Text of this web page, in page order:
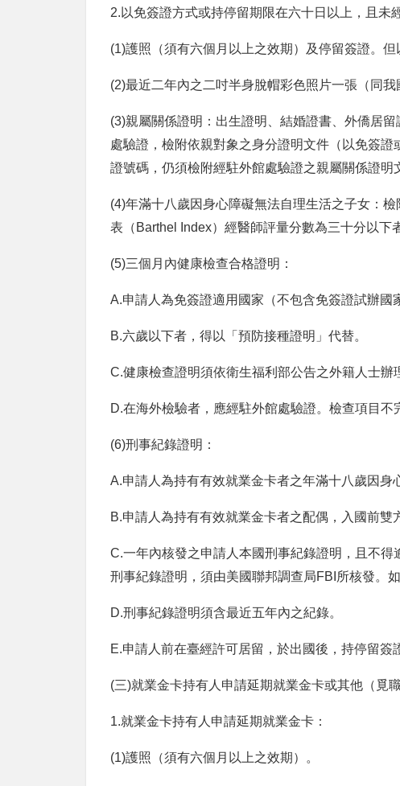
2.以免簽證方式或持停留期限在六十日以上，且未
(1)護照（須有六個月以上之效期） 及停留簽證。但
(2)最近二年內之二吋半身脫帽彩色照片一張（同我
(3)親屬關係證明：出生證明、結婚證書、外僑居留
處驗證，檢附依親對象之身分證明文件（以免簽證
證號碼，仍須檢附經駐外館處驗證之親屬關係證明
(4)年滿十八歲因身心障礙無法自理生活之子女：
表（Barthel Index）經醫師評量分數為三十分以下
(5)三個月內健康檢查合格證明：
A.申請人為免簽證適用國家（不包含免簽證試辦國
B.六歲以下者，得以「預防接種證明」代替。
C.健康檢查證明須依衛生福利部公告之外籍人士辦
D.在海外檢驗者，應經駐外館處驗證。檢查項目不
(6)刑事紀錄證明：
A.申請人為持有有效就業金卡者之年滿十八歲因身
B.申請人為持有有效就業金卡者之配偶，入國前雙
C.一年內核發之申請人本國刑事紀錄證明，且不得
刑事紀錄證明，須由美國聯邦調查局FBI 所核發。
D.刑事紀錄證明須含最近五年內之紀錄。
E.申請人前在臺經許可居留，於出國後，持停留簽
(三)就業金卡持有人申請延期就業金卡或其他（覓
1.就業金卡持有人申請延期就業金卡：
(1)護照（須有六個月以上之效期）。